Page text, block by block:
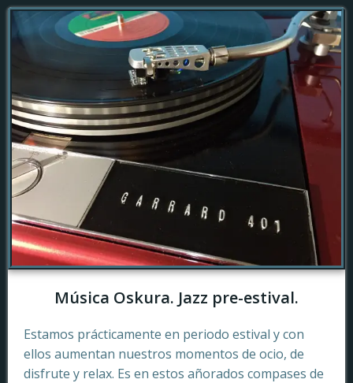
Música Oskura. Jazz pre-estival.
Estamos prácticamente en periodo estival y con
ellos aumentan nuestros momentos de ocio, de
disfrute y relax. Es en estos añorados compases de